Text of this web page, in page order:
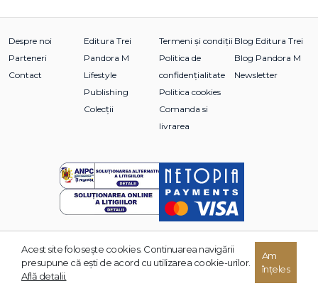
Despre noi
Parteneri
Contact
Editura Trei
Pandora M
Lifestyle
Publishing
Colecții
Termeni și condiții
Politica de
confidențialitate
Politica cookies
Comanda si
livrarea
Blog Editura Trei
Blog Pandora M
Newsletter
© 2026 Grupul Editorial TREI. Toate drepturile rezervate.
Acest site foloseşte cookies. Continuarea navigării
presupune că eşti de acord cu utilizarea cookie-urilor.
Află detalii.
Am
înțeles